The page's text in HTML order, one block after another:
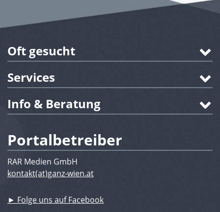
Oft gesucht
Services
Info & Beratung
Portalbetreiber
RAR Medien GmbH
kontakt(at)ganz-wien.at
► Folge uns auf Facebook